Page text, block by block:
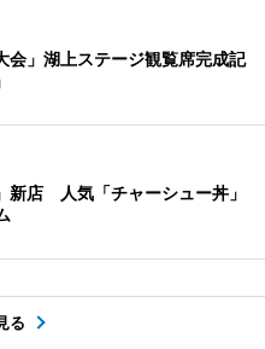
会」湖上ステージ観覧席完成記
新店 人気「チャーシュー丼」
る